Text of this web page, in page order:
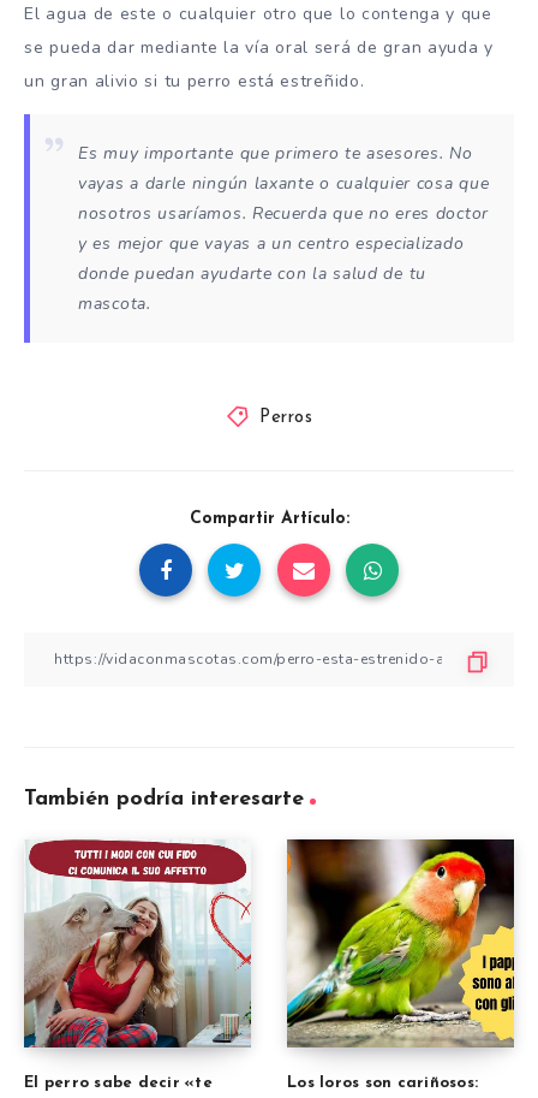
El agua de este o cualquier otro que lo contenga y que
se pueda dar mediante la vía oral será de gran ayuda y
un gran alivio si tu perro está estreñido.
Es muy importante que primero te asesores. No
vayas a darle ningún laxante o cualquier cosa que
nosotros usaríamos. Recuerda que no eres doctor
y es mejor que vayas a un centro especializado
donde puedan ayudarte con la salud de tu
mascota.
Perros
Compartir Artículo:
También podría interesarte
El perro sabe decir «te
Los loros son cariñosos: